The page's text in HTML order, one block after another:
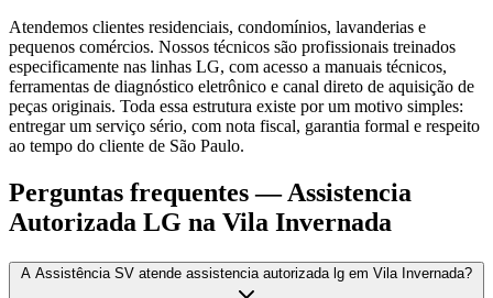
Atendemos clientes residenciais, condomínios, lavanderias e
pequenos comércios. Nossos técnicos são profissionais treinados
especificamente nas linhas LG, com acesso a manuais técnicos,
ferramentas de diagnóstico eletrônico e canal direto de aquisição de
peças originais. Toda essa estrutura existe por um motivo simples:
entregar um serviço sério, com nota fiscal, garantia formal e respeito
ao tempo do cliente de São Paulo.
Perguntas frequentes —Assistencia
Autorizada LG na Vila Invernada
A Assistência SV atende assistencia autorizada lg em Vila Invernada?